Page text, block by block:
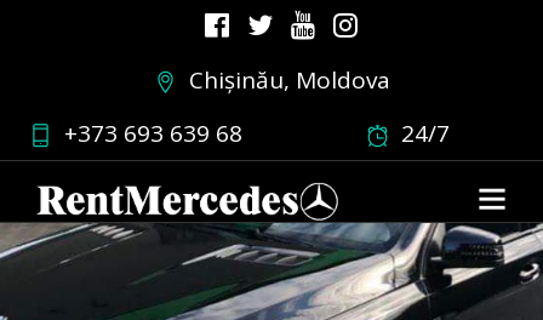
Chișinău, Moldova
+373 693 639 68
24/7